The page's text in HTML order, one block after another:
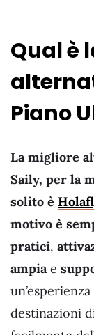
Qual è
Piano
La migliore
Saily, per la
solito è Ho
motivo è
pratici,
ampiae
destinazioni